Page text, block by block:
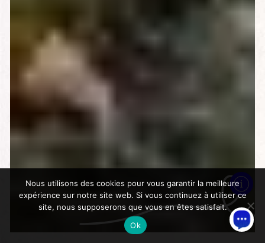
Nous utilisons des cookies pour vous garantir la meilleure
expérience sur notre site web. Si vous continuez à utiliser ce
site, nous supposerons que vous en êtes satisfait.
Ok